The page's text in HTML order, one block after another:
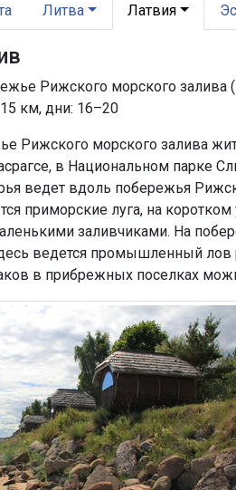
Литва Латвия
Рижского морского залива
км, дни: 16–20
Рижского морского залива
в Национальном парке
ведет вдоль побережья
приморские луга, на
заливчиками. На
ведется промышленный
в прибрежных поселках